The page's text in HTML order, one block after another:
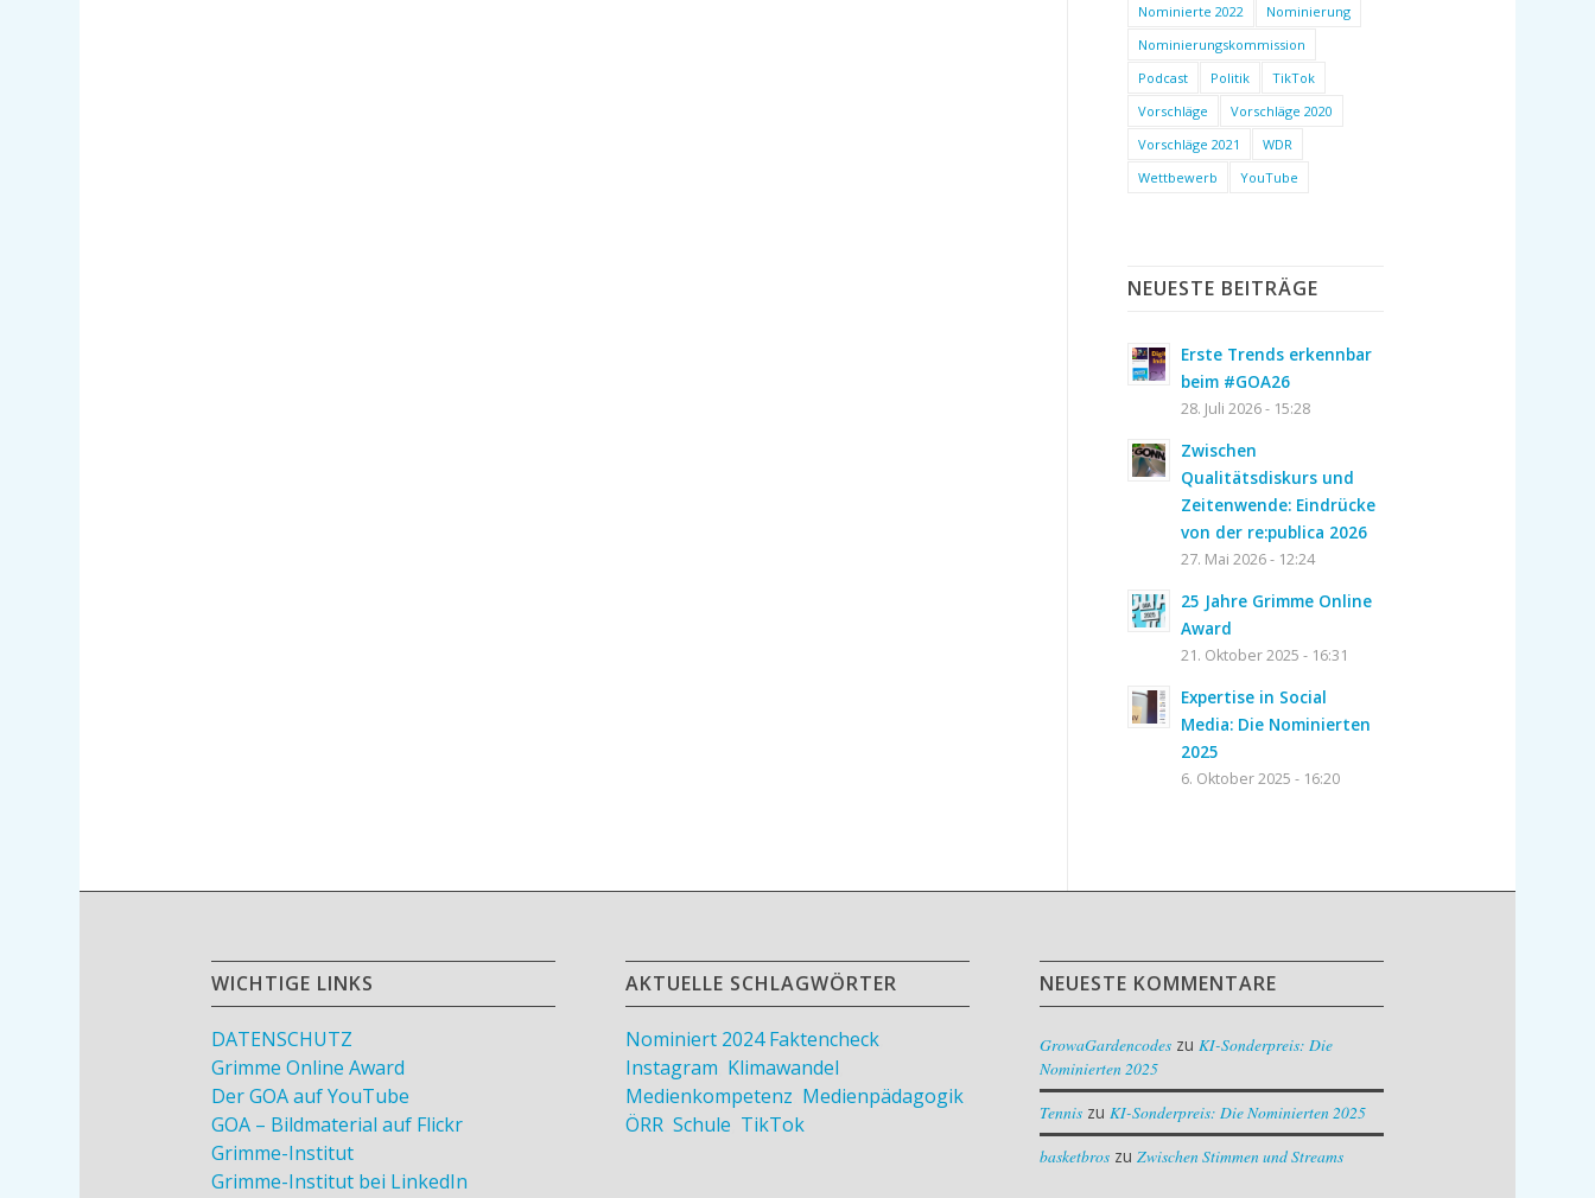
Nominierte 2022
Nominierung
Nominierungskommission
Podcast
Politik
TikTok
Vorschläge
Vorschläge 2020
Vorschläge 2021
WDR
Wettbewerb
YouTube
NEUESTE BEITRÄGE
Erste Trends erkennbar
beim #GOA26
28. Juli 2026 - 15:28
Zwischen
Qualitätsdiskurs und
Zeitenwende: Eindrücke
von der re:publica 2026
27. Mai 2026 - 12:24
25 Jahre Grimme Online
Award
21. Oktober 2025 - 16:31
Expertise in Social
Media: Die Nominierten
2025
6. Oktober 2025 - 16:20
WICHTIGE LINKS
DATENSCHUTZ
Grimme Online Award
Der GOA auf YouTube
GOA – Bildmaterial auf Flickr
Grimme-Institut
Grimme-Institut bei LinkedIn
AKTUELLE SCHLAGWÖRTER
Nominiert 2024 Faktencheck,
Instagram Klimawandel
Medienkompetenz Medienpädagogik,
ÖRR, Schule TikTok
NEUESTE KOMMENTARE
GrowaGardencodes zuKI-Sonderpreis: Die
Nominierten 2025
Tennis zuKI-Sonderpreis: Die Nominierten 2025
basketbros zuZwischen Stimmen und Streams